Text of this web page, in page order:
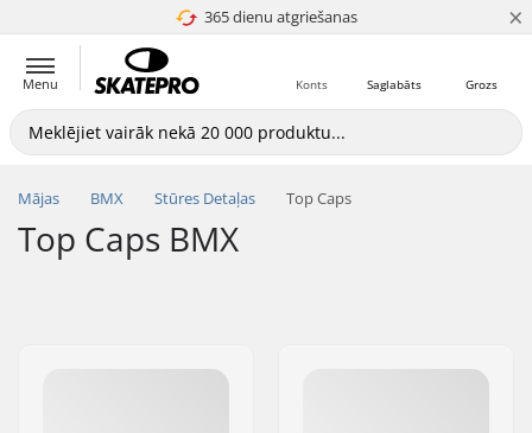
365 dienu atgriešanas
4.8 no 5 ×
Menu Grozs
Saglabāts
Konts
Mājas BMX Stūres Detaļas Top Caps
Top Caps BMX